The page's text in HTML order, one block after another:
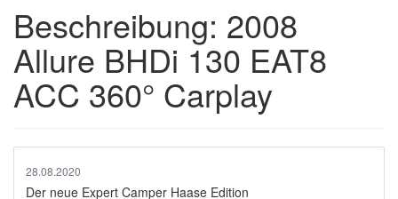
Beschreibung: 2008
Allure BHDi 130 EAT8
ACC 360° Carplay
28.08.2020
Der neue Expert Camper Haase Edition